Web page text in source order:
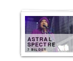
ASTRAL
SPECTRE
7 BILDER